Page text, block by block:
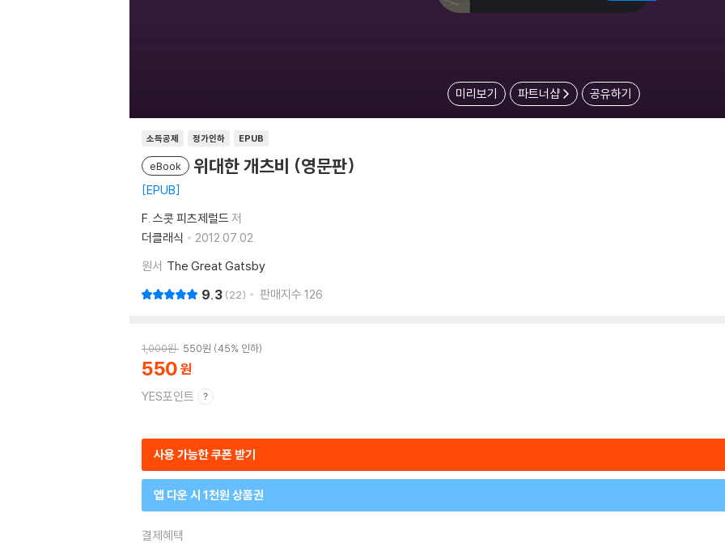
미리보기 파트너샵 공유하기
소득공제 정가인하 EPUB
eBook 위대한 개츠비 (영문판)
EPUB
F. 스콧 피츠제럴드 저
더클래식
2012.07.02.
원서 The Great Gatsby
9.3 22 판매지수 126
1,000원 550원 45% 인하
550
YES포인트
사용 가능한 쿠폰 받기
앱 다운 시 1천원 상품권
결제혜택